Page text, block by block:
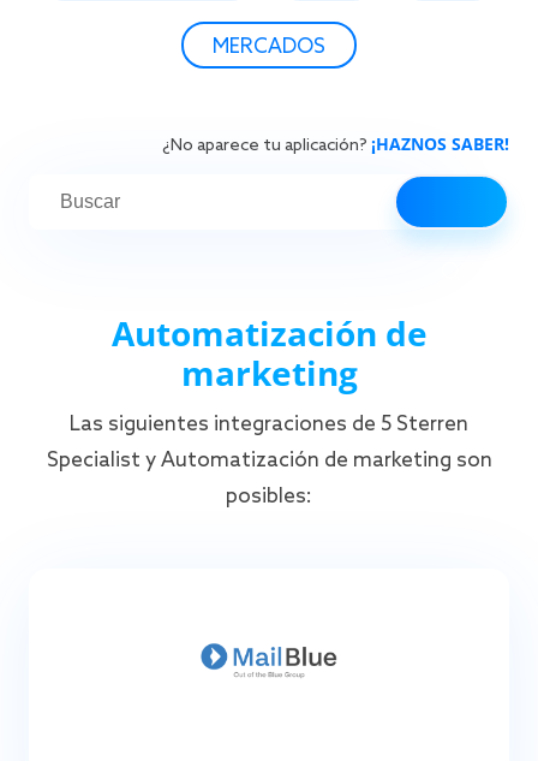
¿No aparece tu aplicación? ¡HAZNOS SABER!
Automatización de
marketing
Las siguientes integraciones de 5 Sterren
Specialist y Automatización de marketing son
posibles:
MERCADOS